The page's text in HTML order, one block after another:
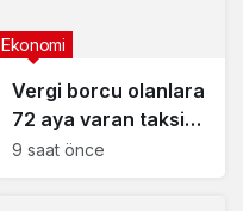
Vergi borcu olanlara
72 aya varan taksit
fırsatı
Ekonomi
9 saat önce